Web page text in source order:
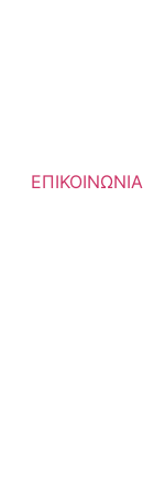
ΕΠΙΚΟΙΝΩΝΙΑ